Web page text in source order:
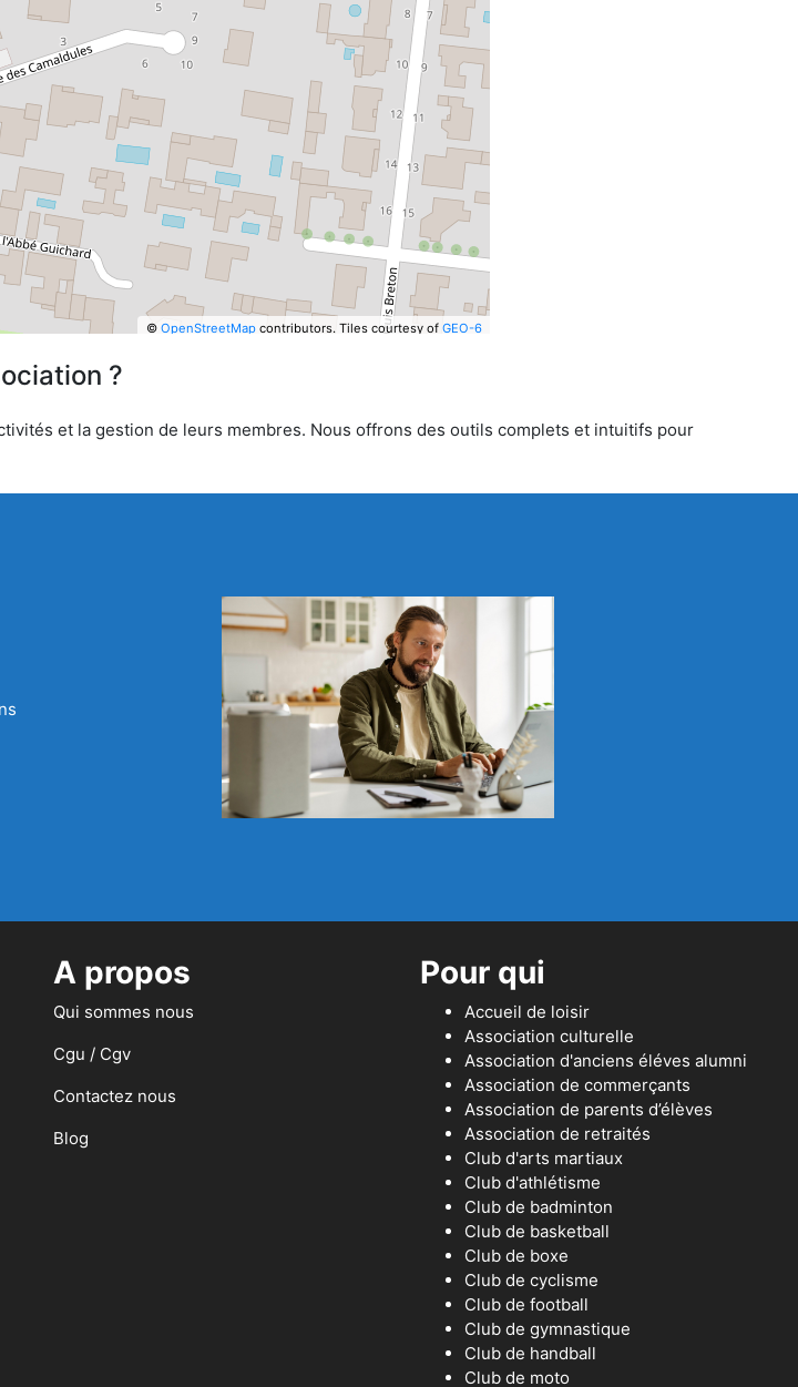
© OpenStreetMapcontributors. Tiles courtesy of GEO-6
?
et la gestion de leurs membres. Nous offrons des outils complets et intuitifs pour
A propos
Qui sommes nous
Cgu / Cgv
Contactez nous
Blog
Pour qui
Accueil de loisir
Association culturelle
Association d'anciens éléves alumni
Association de commerçants
Association de parents d’élèves
Association de retraités
Club d'arts martiaux
Club d'athlétisme
Club de badminton
Club de basketball
Club de boxe
Club de cyclisme
Club de football
Club de gymnastique
Club de handball
Club de moto